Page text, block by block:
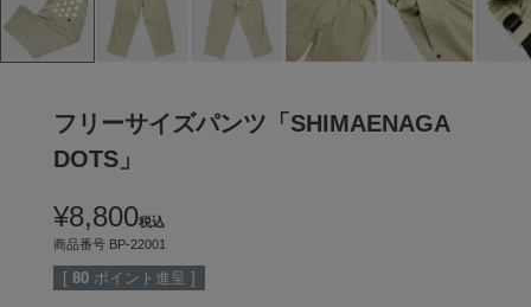
フリーサイズパンツ「SHIMAENAGA
DOTS」
¥8,800税込
商品番号 BP-22001
[ 80 ポイント進呈 ]